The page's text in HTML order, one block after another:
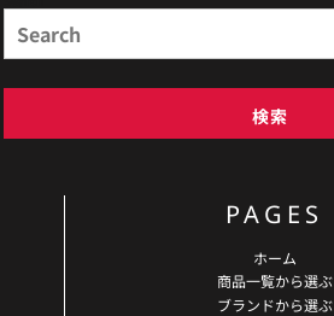
検索
PAGES
ホーム
商品一覧から選ぶ
ブランドから選ぶ